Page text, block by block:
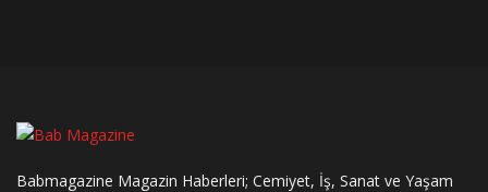
Babmagazine Magazin Haberleri; Cemiyet, İş, Sanat ve Yaşam